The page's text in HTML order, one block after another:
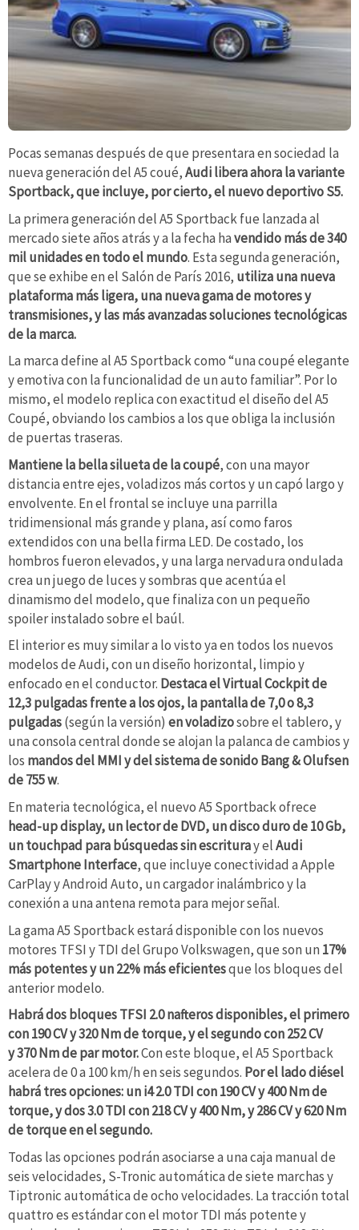
Pocas semanas después de que presentara en sociedad la
nueva generación del A5 coué,Audi libera ahora la variante
Sportback, que incluye, por cierto, el nuevo deportivo S5.
La primera generación del A5 Sportback fue lanzada al
mercado siete años atrás y a la fecha havendido más de 340
mil unidades en todo el mundo. Esta segunda generación,
que se exhibe en el Salón de París 2016, utiliza una nueva
plataforma más ligera, una nueva gama de motores y
transmisiones, y las más avanzadas soluciones tecnológicas
de la marca.
La marca define al A5 Sportback como “una coupé elegante
y emotiva con la funcionalidad de un auto familiar”. Por lo
mismo, el modelo replica con exactitud el diseño del A5
Coupé, obviando los cambios a los que obliga la inclusión
de puertas traseras.
Mantiene la bella silueta de la coupé, con una mayor
distancia entre ejes, voladizos más cortos y un capó largo y
envolvente. En el frontal se incluye una parrilla
tridimensional más grande y plana, así como faros
extendidos con una bella firma LED. De costado, los
hombros fueron elevados, y una larga nervadura ondulada
crea un juego de luces y sombras que acentúa el
dinamismo del modelo, que finaliza con un pequeño
spoiler instalado sobre el baúl.
El interior es muy similar a lo visto ya en todos los nuevos
modelos de Audi, con un diseño horizontal, limpio y
enfocado en el conductor. Destaca el Virtual Cockpit de
12,3 pulgadas frente a los ojos, la pantalla de 7,0 o 8,3
pulgadas(según la versión) en voladizosobre el tablero, y
una consola central donde se alojan la palanca de cambios y
los mandos del MMI y del sistema de sonido Bang & Olufsen
de 755 w.
En materia tecnológica, el nuevo A5 Sportback ofrece
head-up display, un lector de DVD, un disco duro de 10 Gb,
un touchpad para búsquedas sin escrituray elAudi
Smartphone Interface, que incluye conectividad a Apple
CarPlay y Android Auto, un cargador inalámbrico y la
conexión a una antena remota para mejor señal.
La gama A5 Sportback estará disponible con los nuevos
motores TFSI y TDI del Grupo Volkswagen, que son un 17%
más potentes y un 22% más eficientesque los bloques del
anterior modelo.
Habrá dos bloques TFSI 2.0 nafteros disponibles, el primero
con 190 CV y320Nm de torque, y el segundo con 252 CV
y370Nm de par motor.Con este bloque, el A5 Sportback
acelera de 0 a 100 km/h en seis segundos. Por el lado diésel
habrá tres opciones: un i4 2.0 TDI con 190 CV y400 Nmde
torque, y dos 3.0 TDI con 218 CV y400Nm, y 286 CV y620Nm
de torque enel segundo.
Todas las opciones podrán asociarse a una caja manual de
seis velocidades, S-Tronic automática de siete marchas y
Tiptronic automática de ocho velocidades. La tracción total
quattro es estándar con el motor TDI más potente y